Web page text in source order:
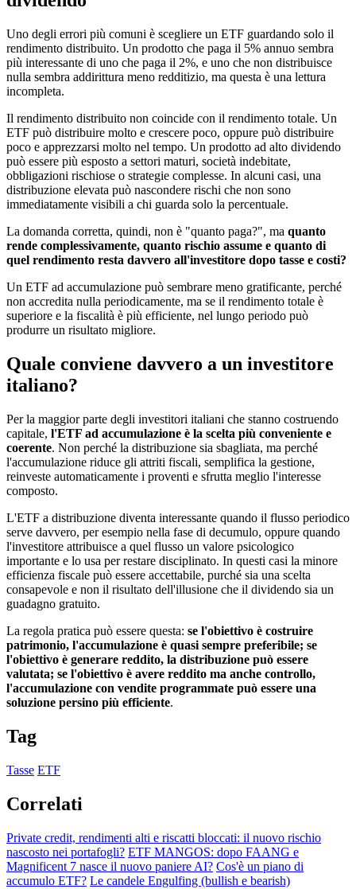
Uno degli errori più comuni è scegliere un ETF guardando solo il
rendimento distribuito. Un prodotto che paga il 5% annuo sembra
più interessante di uno che paga il 2%, e uno che non distribuisce
nulla sembra addirittura meno redditizio, ma questa è una lettura
incompleta.
Il rendimento distribuito non coincide con il rendimento totale. Un
ETF può distribuire molto e crescere poco, oppure può distribuire
poco e apprezzarsi molto nel tempo. Un prodotto ad alto dividendo
può essere più esposto a settori maturi, società indebitate,
obbligazioni rischiose o strategie complesse. In alcuni casi, una
distribuzione elevata può nascondere rischi che non sono
immediatamente visibili a chi guarda solo la percentuale.
La domanda corretta, quindi, non è "quanto paga?", ma quanto
rende complessivamente, quanto rischio assume e quanto di
quel rendimento resta davvero all'investitore dopo tasse e costi?
Un ETF ad accumulazione può sembrare meno gratificante, perché
non accredita nulla periodicamente, ma se il rendimento totale è
superiore e la fiscalità è più efficiente, nel lungo periodo può
produrre un risultato migliore.
Quale conviene davvero a un investitore
italiano?
Per la maggior parte degli investitori italiani che stanno costruendo
capitale, l'ETF ad accumulazione è la scelta più conveniente e
coerente. Non perché la distribuzione sia sbagliata, ma perché
l'accumulazione riduce gli attriti fiscali, semplifica la gestione,
reinveste automaticamente i proventi e sfrutta meglio l'interesse
composto.
L'ETF a distribuzione diventa interessante quando il flusso periodico
serve davvero, per esempio nella fase di decumulo, oppure quando
l'investitore attribuisce a quel flusso un valore psicologico
importante e lo usa per restare disciplinato. In questi casi la minore
efficienza fiscale può essere accettabile, purché sia una scelta
consapevole e non il risultato dell'illusione che il dividendo sia un
guadagno gratuito.
La regola pratica può essere questa: se l'obiettivo è costruire
patrimonio, l'accumulazione è quasi sempre preferibile; se
l'obiettivo è generare reddito, la distribuzione può essere
valutata; se l'obiettivo è avere reddito ma anche controllo,
l'accumulazione con vendite programmate può essere una
soluzione persino più efficiente.
Tag
Tasse ETF
Correlati
Private credit, rendimenti alti e riscatti bloccati: il nuovo rischio
nascosto nei portafogli? ETF MANGOS: dopo FAANG e
Magnificent 7 nasce il nuovo paniere AI? Cos'è un piano di
accumulo ETF? Le candele Engulfing (bullish e bearish)